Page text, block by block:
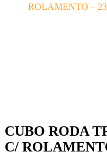
ROLAMENTO –
CUBO RODA
C/